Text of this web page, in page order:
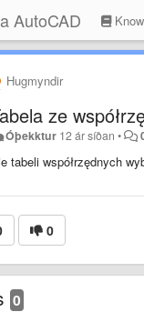
AutoCAD
Hugmyndir
ze
Óþekktur 12 ár síðan •
tabeli współrzędnych
0
0